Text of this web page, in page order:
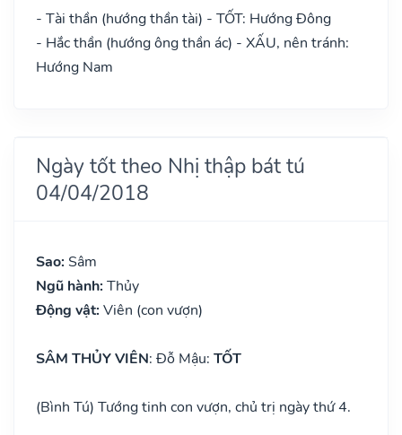
- Tài thần (hướng thần tài) - TỐT: Hướng Đông
- Hắc thần (hướng ông thần ác) - XẤU, nên tránh:
Hướng Nam
Ngày tốt theo Nhị thập bát tú
04/04/2018
Sao: Sâm
Ngũ hành: Thủy
Động vật: Viên (con vượn)
SÂM THỦY VIÊN: Đỗ Mậu: TỐT
(Bình Tú) Tướng tinh con vượn, chủ trị ngày thứ 4.